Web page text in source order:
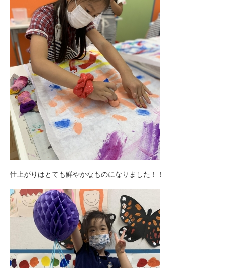
仕上がりはとても鮮やかなものになりました！！